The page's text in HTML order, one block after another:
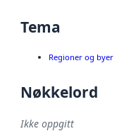
Tema
Regioner og byer
Nøkkelord
Ikke oppgitt